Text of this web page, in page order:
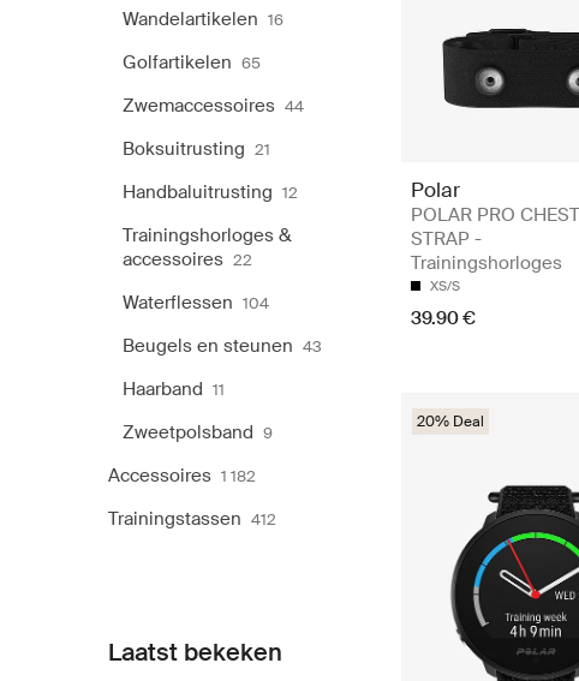
Wandelartikelen 16
Golfartikelen 65
Zwemaccessoires 44
Boksuitrusting 21
Handbaluitrusting 12
Trainingshorloges &
accessoires 22
Waterflessen 104
Beugels en steunen 43
Haarband 11
Zweetpolsband 9
Accessoires 1 182
Trainingstassen 412
Laatst bekeken
Polar
POLAR PRO CHEST
STRAP -
Trainingshorloges
XS/S
39.90 €
20% Deal